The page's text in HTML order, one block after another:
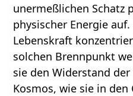
unermeßlichen Schatz
physischer Energie
Lebenskraft
solchen Brennpunkt
sie den Widerstand
Kosmos, wie sie in